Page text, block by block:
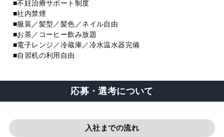
■不妊治療サポート制度
■社内禁煙
■服装／髪型／髪色／ネイル自由
■お茶／コーヒー飲み放題
■電子レンジ／冷蔵庫／冷水温水器完備
■自習机の利用自由
応募・選考について
入社までの流れ